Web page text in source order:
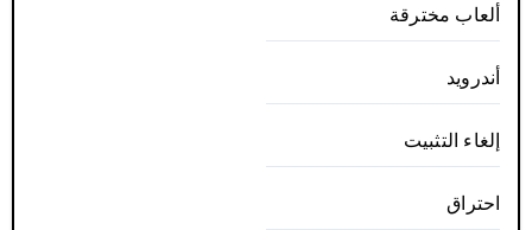
ألعاب مخترقة
أندرويد
إلغاء التثبيت
احتراق